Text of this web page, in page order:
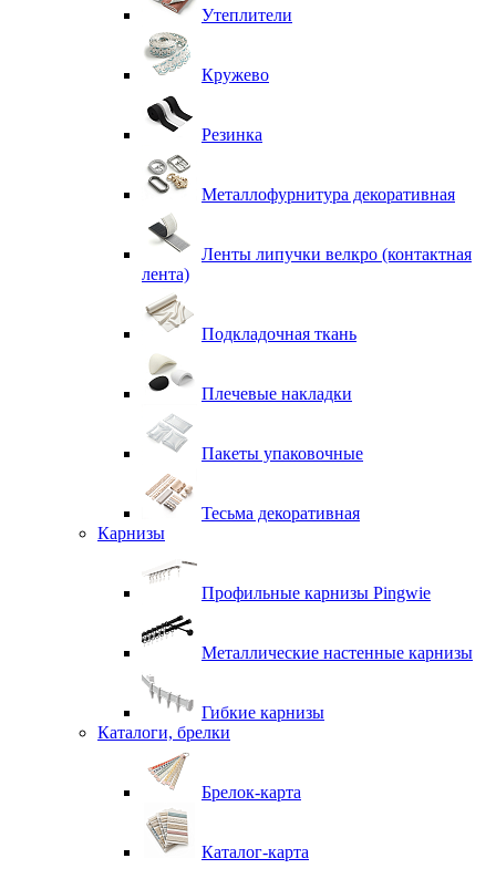
Утеплители
Кружево
Резинка
Металлофурнитура декоративная
Ленты липучки велкро (контактная
лента)
Подкладочная ткань
Плечевые накладки
Пакеты упаковочные
Тесьма декоративная
Карнизы
Профильные карнизы Pingwie
Металлические настенные карнизы
Гибкие карнизы
Каталоги, брелки
Брелок-карта
Каталог-карта